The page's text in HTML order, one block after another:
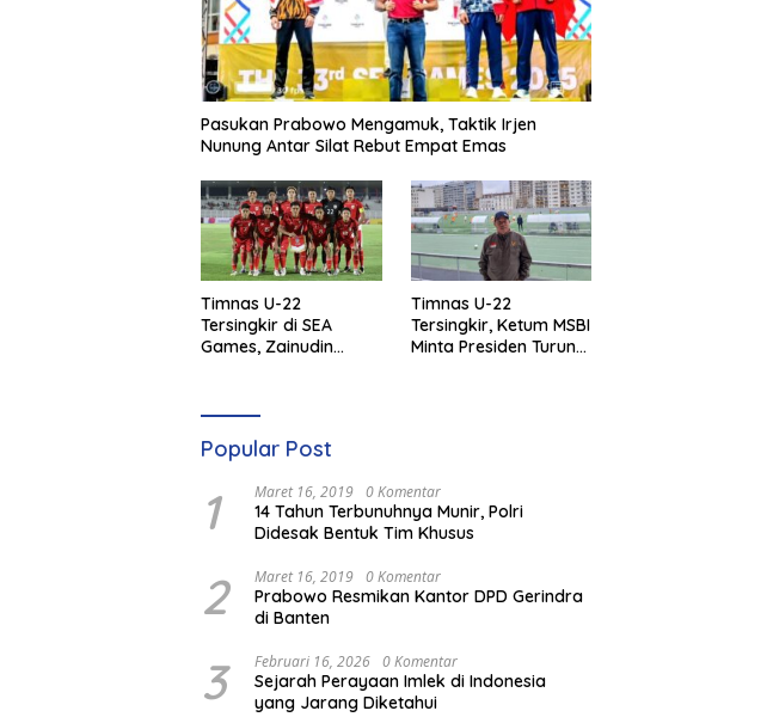
Pasukan Prabowo Mengamuk, Taktik Irjen
Nunung Antar Silat Rebut Empat Emas
Timnas U-22
Tersingkir di SEA
Games, Zainudin
Timnas U-22
Tersingkir, Ketum MSBI
Minta Presiden Turun
Popular Post
1 Maret 16, 2019 0 Komentar
14 Tahun Terbunuhnya Munir, Polri
Didesak Bentuk Tim Khusus
2 Maret 16, 2019 0 Komentar
Prabowo Resmikan Kantor DPD Gerindra
di Banten
3 Februari 16, 2026 0 Komentar
Sejarah Perayaan Imlek di Indonesia
yang Jarang Diketahui